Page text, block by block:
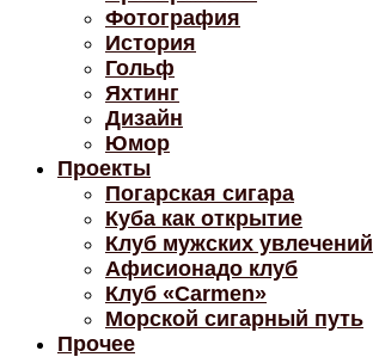
Фотография
История
Гольф
Яхтинг
Дизайн
Юмор
Проекты
Погарская сигара
Куба как открытие
Клуб мужских увлечений
Афисионадо клуб
Клуб «Carmen»
Морской сигарный путь
Прочее